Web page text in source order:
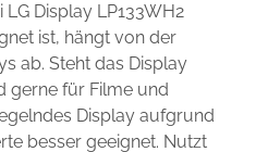
Display LP133WH2
ist, hängt von der
ab. Steht das Display
gerne für Filme und
Display aufgrund
besser geeignet. Nutzt